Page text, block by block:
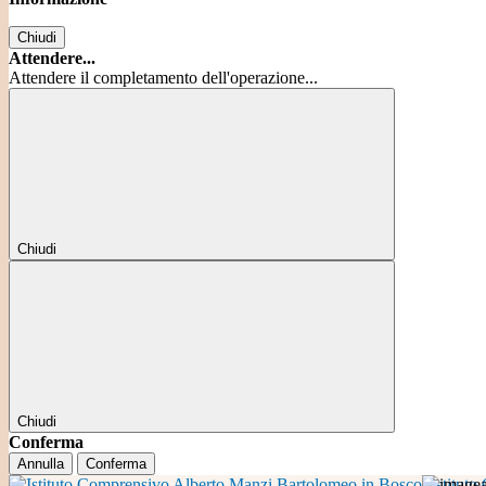
Chiudi
Attendere...
Attendere il completamento dell'operazione...
Chiudi
Chiudi
Conferma
Annulla Conferma